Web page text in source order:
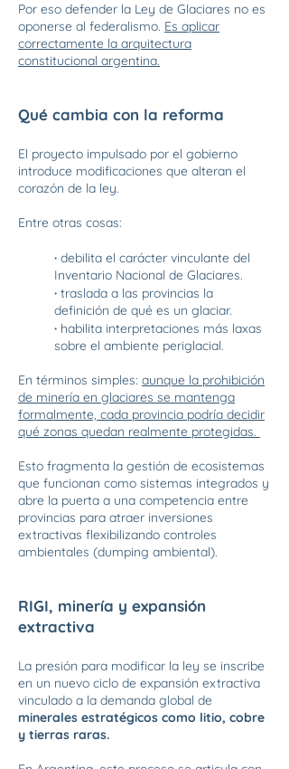
Por eso defender la Ley de Glaciares no es
oponerse al federalismo. Es aplicar
correctamente la arquitectura
constitucional argentina.
Qué cambia con la reforma
El proyecto impulsado por el gobierno
introduce modificaciones que alteran el
corazón de la ley.
Entre otras cosas:
· debilita el carácter vinculante del
Inventario Nacional de Glaciares.
· traslada a las provincias la
definición de qué es un glaciar.
· habilita interpretaciones más laxas
sobre el ambiente periglacial.
En términos simples: aunque la prohibición
de minería en glaciares se mantenga
formalmente, cada provincia podría decidir
qué zonas quedan realmente protegidas.
Esto fragmenta la gestión de ecosistemas
que funcionan como sistemas integrados y
abre la puerta a una competencia entre
provincias para atraer inversiones
extractivas flexibilizando controles
ambientales (dumping ambiental).
RIGI, minería y expansión
extractiva
La presión para modificar la ley se inscribe
en un nuevo ciclo de expansión extractiva
vinculado a la demanda global de
minerales estratégicos como litio, cobre
y tierras raras.